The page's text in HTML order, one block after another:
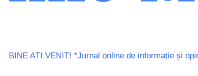
BINE AȚI VENIT! *Jurnal online de informație și